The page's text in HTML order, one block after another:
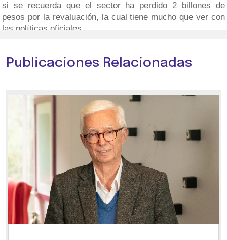
si se recuerda que el sector ha perdido 2 billones de
pesos por la revaluación, la cual tiene mucho que ver con
las políticas oficiales.
Publicaciones Relacionadas